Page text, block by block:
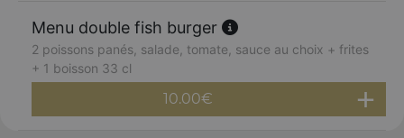
Menu double fish burger
2 poissons panés, salade, tomate, sauce au choix + frites
+ 1 boisson 33 cl
10.00€